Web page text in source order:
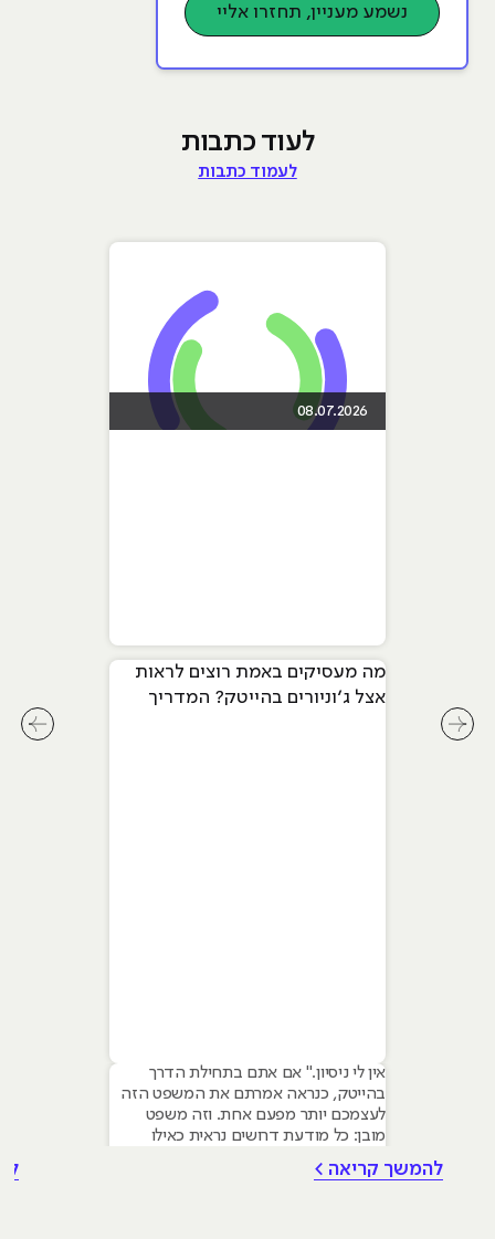
נשמע מעניין, תחזרו אליי
לעוד כתבות
לעמוד כתבות
08.07.2026
מה מעסיקים באמת רוצים לראות
אצל ג׳וניורים בהייטק? המדריך
אין לי ניסיון." אם אתם בתחילת הדרך
בהייטק, כנראה אמרתם את המשפט הזה
לעצמכם יותר מפעם אחת. וזה משפט
מובן: כל מודעת דרושים נראית כאילו
כבר נגע במוצר אמיתי, כבר צבר ביטחון.
להמשך קריאה >
לחץ לחץ לשיקופית קודמת בסליידר מאמרים